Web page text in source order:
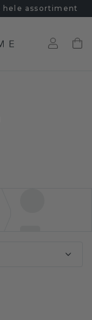
hele assortiment